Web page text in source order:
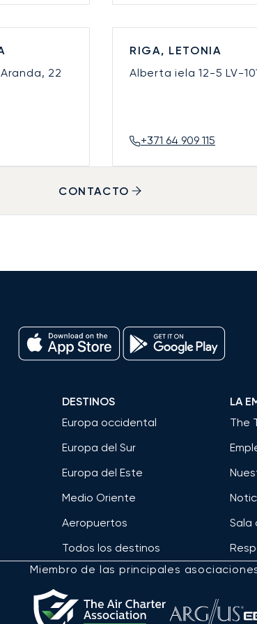
22
RIGA, LETONIA
Alberta iela 12-5LV-
+371 64 909 115
CONTACTO
DESTINOS
Europa occidental
Europa del Sur
Europa del Este
Medio Oriente
Aeropuertos
Todos los destinos
LA
The
Sala
Miembro de las principales